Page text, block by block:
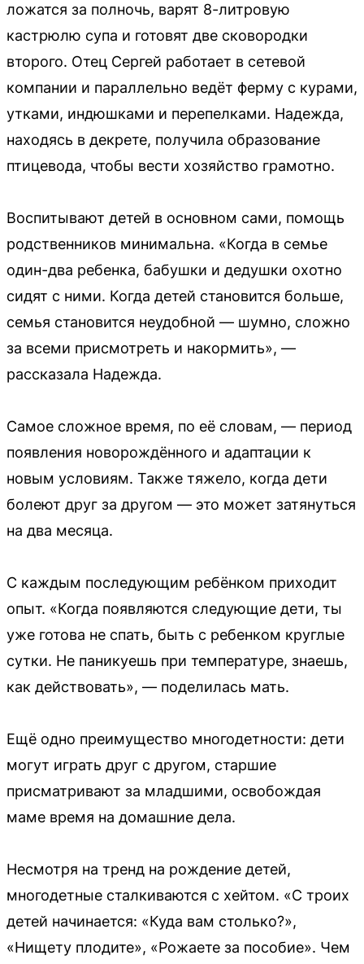
ложатся за полночь, варят 8-литровую
кастрюлю супа и готовят две сковородки
второго. Отец Сергей работает в сетевой
компании и параллельно ведёт ферму с курами,
утками, индюшками и перепелками. Надежда,
находясь в декрете, получила образование
птицевода, чтобы вести хозяйство грамотно.
Воспитывают детей в основном сами, помощь
родственников минимальна. «Когда в семье
один-два ребенка, бабушки и дедушки охотно
сидят с ними. Когда детей становится больше,
семья становится неудобной — шумно, сложно
за всеми присмотреть и накормить», —
рассказала Надежда.
Самое сложное время, по её словам, — период
появления новорождённого и адаптации к
новым условиям. Также тяжело, когда дети
болеют друг за другом — это может затянуться
на два месяца.
С каждым последующим ребёнком приходит
опыт. «Когда появляются следующие дети, ты
уже готова не спать, быть с ребенком круглые
сутки. Не паникуешь при температуре, знаешь,
как действовать», — поделилась мать.
Ещё одно преимущество многодетности: дети
могут играть друг с другом, старшие
присматривают за младшими, освобождая
маме время на домашние дела.
Несмотря на тренд на рождение детей,
многодетные сталкиваются с хейтом. «С троих
детей начинается: «Куда вам столько?»,
«Нищету плодите», «Рожаете за пособие». Чем